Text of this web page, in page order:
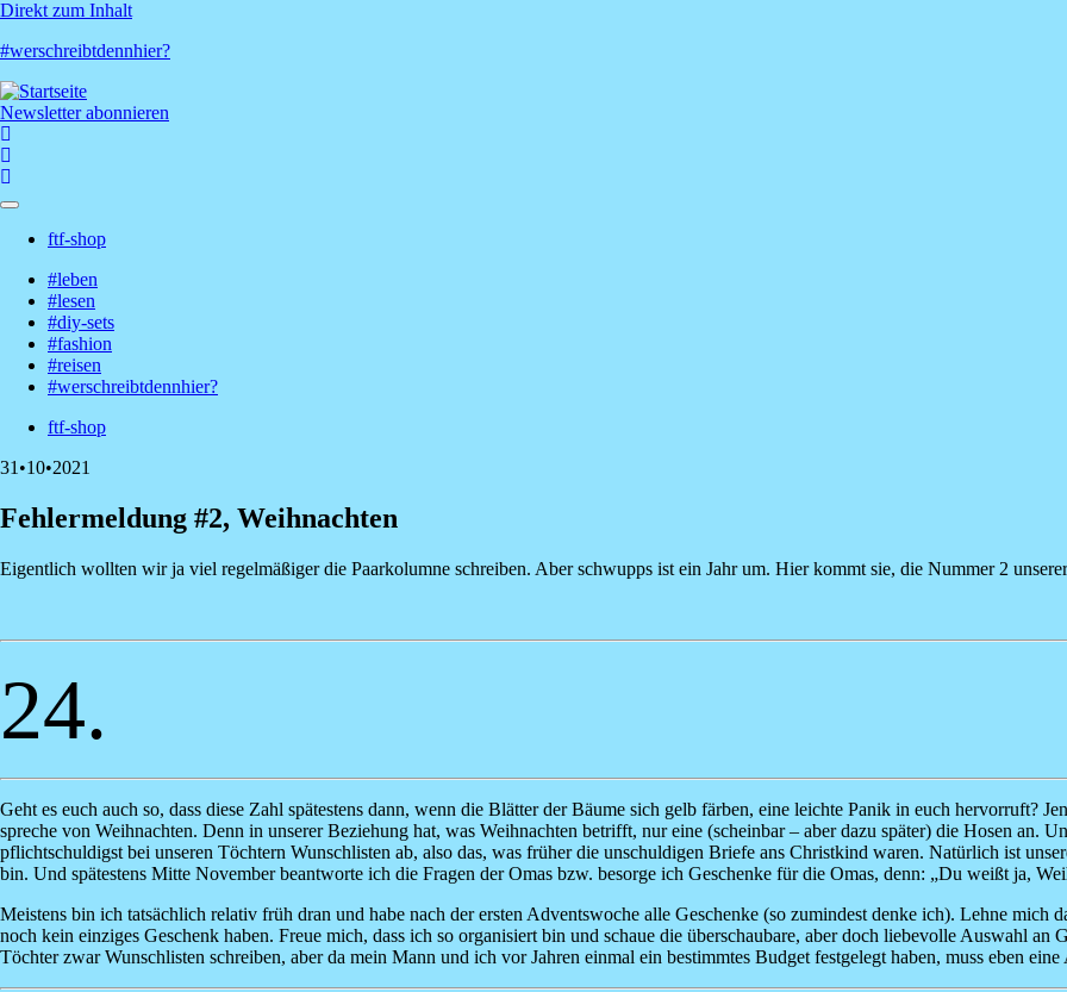
Direkt zum Inhalt
#werschreibtdennhier?
Newsletter abonnieren
Menü
ftf-shop
Hauptnavigation
#leben
#lesen
#diy-sets
#fashion
#reisen
#werschreibtdennhier?
Menü
ftf-shop
31•10•2021
Fehlermeldung #2, Weihnachten
Eigentlich wollten wir ja viel regelmäßiger die Paarkolumne schreiben. Aber schwupps ist ein Jahr um. Hier kommt sie, die Nummer 2
24.
Geht es euch auch so, dass diese Zahl spätestens dann, wenn die Blätter der Bäume sich gelb färben, eine leichte Panik in euch hervorruft?
spreche von Weihnachten. Denn in unserer Beziehung hat, was Weihnachten betrifft, nur eine (scheinbar – aber dazu später) die Hosen an.
pflichtschuldigst bei unseren Töchtern Wunschlisten ab, also das, was früher die unschuldigen Briefe ans Christkind waren. Natürlich ist
bin. Und spätestens Mitte November beantworte ich die Fragen der Omas bzw. besorge ich Geschenke für die Omas, denn: „Du weißt ja,
Meistens bin ich tatsächlich relativ früh dran und habe nach der ersten Adventswoche alle Geschenke (so zumindest denke ich). Lehne mich
noch kein einziges Geschenk haben. Freue mich, dass ich so organisiert bin und schaue die überschaubare, aber doch liebevolle Auswahl
Töchter zwar Wunschlisten schreiben, aber da mein Mann und ich vor Jahren einmal ein bestimmtes Budget festgelegt haben, muss eben